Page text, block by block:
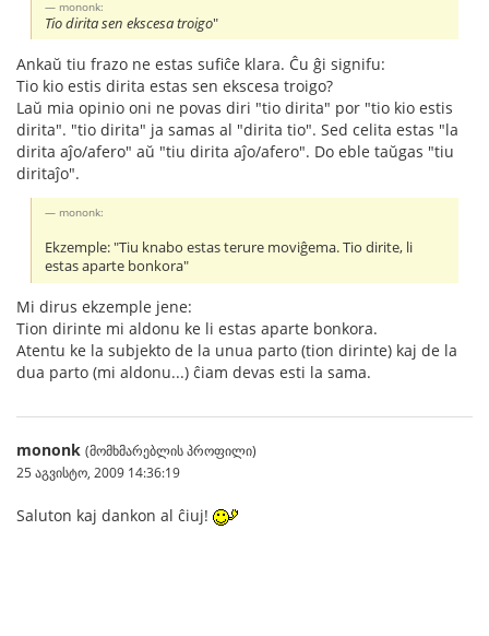
mononk:
Tio dirita sen ekscesa troigo"
Ankaŭ tiu frazo ne estas sufiĉe klara. Ĉu ĝi signifu:
Tio kio estis dirita estas sen ekscesa troigo?
Laŭ mia opinio oni ne povas diri "tio dirita" por "tio kio estis
dirita". "tio dirita" ja samas al "dirita tio". Sed celita estas "la
dirita aĵo/afero" aŭ "tiu dirita aĵo/afero". Do eble taŭgas "tiu
diritaĵo".
mononk:
Ekzemple: "Tiu knabo estas terure moviĝema. Tio dirite, li
estas aparte bonkora"
Mi dirus ekzemple jene:
Tion dirinte mi aldonu ke li estas aparte bonkora.
Atentu ke la subjekto de la unua parto (tion dirinte) kaj de la
dua parto (mi aldonu...) ĉiam devas esti la sama.
mononk (მომხმარებლის პროფილი)
25 აგვისტო, 2009 14:36:19
Saluton kaj dankon al ĉiuj!